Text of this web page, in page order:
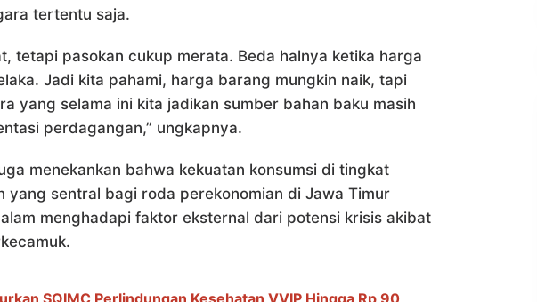
tertentu saja.
tetapi pasokan cukup merata. Beda halnya ketika harga
Jadi kita pahami, harga barang mungkin naik, tapi
yang selama ini kita jadikan sumber bahan baku masih
perdagangan,” ungkapnya.
menekankan bahwa kekuatan konsumsi di tingkat
yang sentral bagi roda perekonomian di Jawa Timur
menghadapi faktor eksternal dari potensi krisis akibat
SQIMC Perlindungan Kesehatan VVIP Hingga Rp 90